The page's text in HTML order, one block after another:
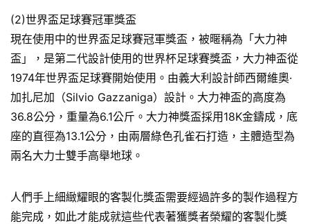
(2)世界盃足球賽冠軍獎盃
現在使用中的世界盃足球賽冠軍獎盃，被暱稱為「大力神
盃」，是第二代設計使用的世界杯足球賽獎盃，大力神盃從
1974年世界盃足球賽開始使用。由義大利設計師西爾維奧·
加扎尼加（Silvio Gazzaniga）設計。大力神盃的高度為
36.8公分，重量為6.1公斤。大力神獎盃採用18K金鑄成，底
座的直徑為13.1公分，由兩層綠色孔雀石打造，主體造型為
兩名大力士雙手高舉地球。
人們手上細緻耀眼的客製化獎盃需要經過許多的製作過程方
能完成，如此才能成就這些代表著獲獎者榮耀的客製化獎